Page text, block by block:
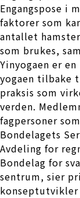
Engangspose i
faktorer som
antallet
som brukes,
Yinyogaen er
yogaen tilbake
praksis som
verden.
fagpersoner
Bondelagets
Avdeling for
Bondelag for
sentrum, sier
konseptutvikler